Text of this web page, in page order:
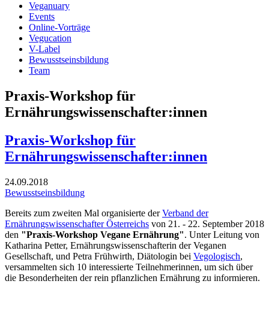
Veganuary
Events
Online-Vorträge
Vegucation
V-Label
Bewusstseinsbildung
Team
Praxis-Workshop für
Ernährungswissenschafter:innen
Praxis-Workshop für
Ernährungswissenschafter:innen
24.09.2018
Bewusstseinsbildung
Bereits zum zweiten Mal organisierte derVerband der
Ernährungswissenschafter Österreichs von 21. - 22. September 2018
den "Praxis-Workshop Vegane Ernährung". Unter Leitung von
Katharina Petter, Ernährungswissenschafterin der Veganen
Gesellschaft, und Petra Frühwirth, Diätologin bei Vegologisch,
versammelten sich 10 interessierte Teilnehmerinnen, um sich über
die Besonderheiten der rein pflanzlichen Ernährung zu informieren.